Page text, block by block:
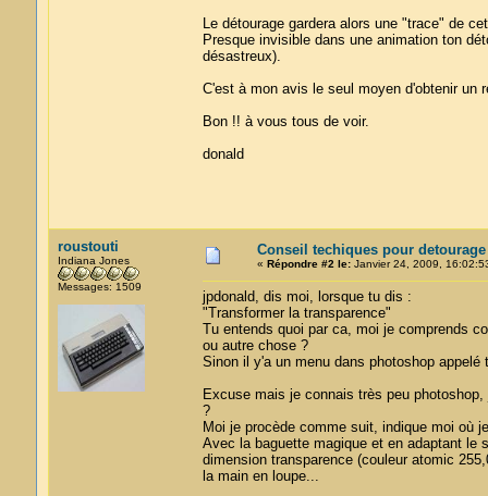
Le détourage gardera alors une "trace" de
Presque invisible dans une animation ton
désastreux).
C'est à mon avis le seul moyen d'obtenir un
Bon !! à vous tous de voir.
donald
roustouti
Indiana Jones
Messages: 1509
Conseil techiques pour detourage
« Répondre #2 le:Janvier 24, 2009,
jpdonald, dis moi, lorsque tu dis :
"Transformer la transparence"
Tu entends quoi par ca, moi je comprends
ou autre chose ?
Sinon il y'a un menu dans photoshop appelé
Excuse mais je connais très peu
?
Moi je procède comme suit, indique moi où
Avec la baguette magique et en adaptant le
dimension transparence (couleur atomic
la main en loupe...